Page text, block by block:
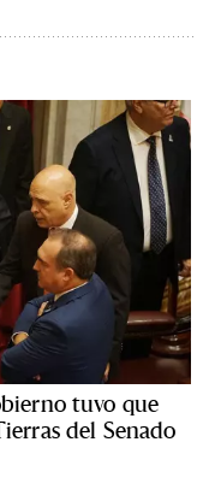
tuvo que
del Senado